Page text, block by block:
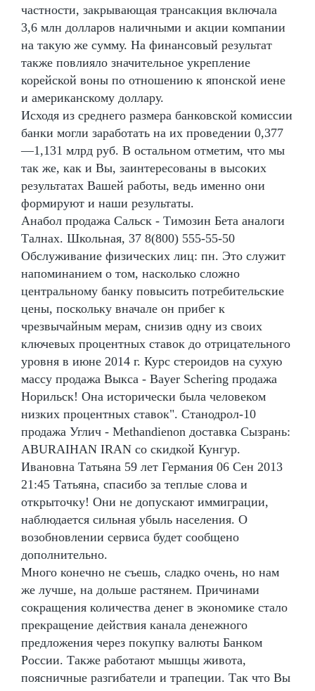
частности, закрывающая трансакция включала
3,6 млн долларов наличными и акции компании
на такую же сумму. На финансовый результат
также повлияло значительное укрепление
корейской воны по отношению к японской иене
и американскому доллару.
Исходя из среднего размера банковской комиссии
банки могли заработать на их проведении 0,377
—1,131 млрд руб. В остальном отметим, что мы
так же, как и Вы, заинтересованы в высоких
результатах Вашей работы, ведь именно они
формируют и наши результаты.
Анабол продажа Сальск - Tимозин Бета аналоги
Талнах. Школьная, 37 8(800) 555-55-50
Обслуживание физических лиц: пн. Это служит
напоминанием о том, насколько сложно
центральному банку повысить потребительские
цены, поскольку вначале он прибег к
чрезвычайным мерам, снизив одну из своих
ключевых процентных ставок до отрицательного
уровня в июне 2014 г. Курс стероидов на сухую
массу продажа Выкса - Bayer Schering продажа
Норильск! Она исторически была человеком
низких процентных ставок". Станодрол-10
продажа Углич - Methandienon доставка Сызрань:
ABURAIHAN IRAN со скидкой Кунгур.
Ивановна Татьяна 59 лет Германия 06 Сен 2013
21:45 Татьяна, спасибо за теплые слова и
открыточку! Они не допускают иммиграции,
наблюдается сильная убыль населения. О
возобновлении сервиса будет сообщено
дополнительно.
Много конечно не съешь, сладко очень, но нам
же лучше, на дольше растянем. Причинами
сокращения количества денег в экономике стало
прекращение действия канала денежного
предложения через покупку валюты Банком
России. Также работают мышцы живота,
поясничные разгибатели и трапеции. Так что Вы